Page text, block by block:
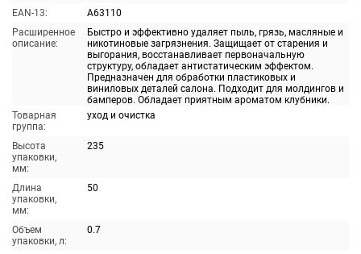
EAN-13:
A63110
Расширенное
описание:
Быстро и эффективно удаляет пыль, грязь, масляные и
никотиновые загрязнения. Защищает от старения и
выгорания, восстанавливает первоначальную
структуру, обладает антистатическим эффектом.
Предназначен для обработки пластиковых и
виниловых деталей салона. Подходит для молдингов и
бамперов. Обладает приятным ароматом клубники.
Товарная
группа:
уход и очистка
Высота
упаковки,
мм:
235
Длина
упаковки,
мм:
50
Объем
упаковки, л:
0.7